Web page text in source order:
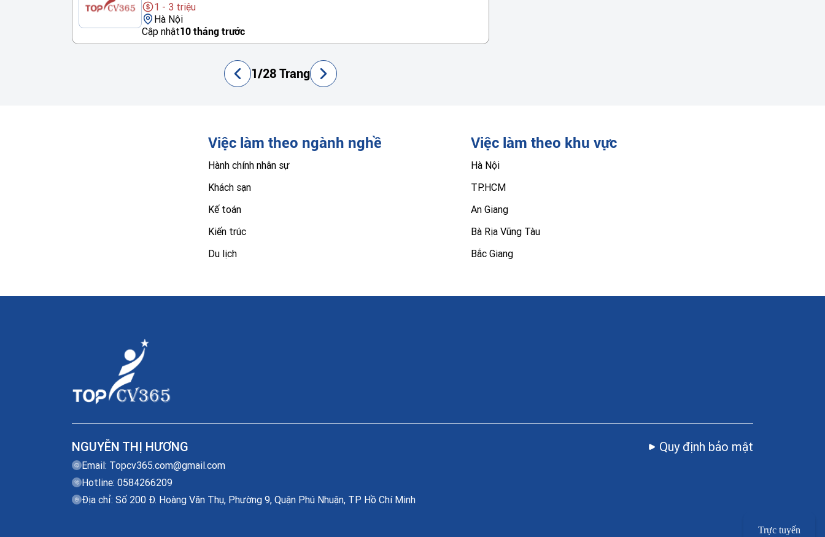
1 - 3 triệu
Hà Nội
Cập nhật10 tháng trước
1/28 Trang
Việc làm theo ngành nghề
Hành chính nhân sự
Khách sạn
Kế toán
Kiến trúc
Du lịch
Việc làm theo khu vực
Hà Nội
TP.HCM
An Giang
Bà Rịa Vũng Tàu
Bắc Giang
NGUYỄN THỊ HƯƠNG
Email: Topcv365.com@gmail.com
Hotline: 0584266209
Địa chỉ: Số 200 Đ. Hoàng Văn Thụ, Phường 9, Quận Phú Nhuận, TP Hồ Chí Minh
Quy định bảo mật
Trực tuyến